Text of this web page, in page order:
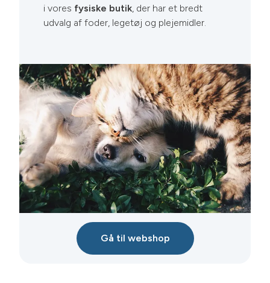
i vores fysiske butik , der har et bredt
udvalg af foder, legetøj og plejemidler.
Gå til webshop